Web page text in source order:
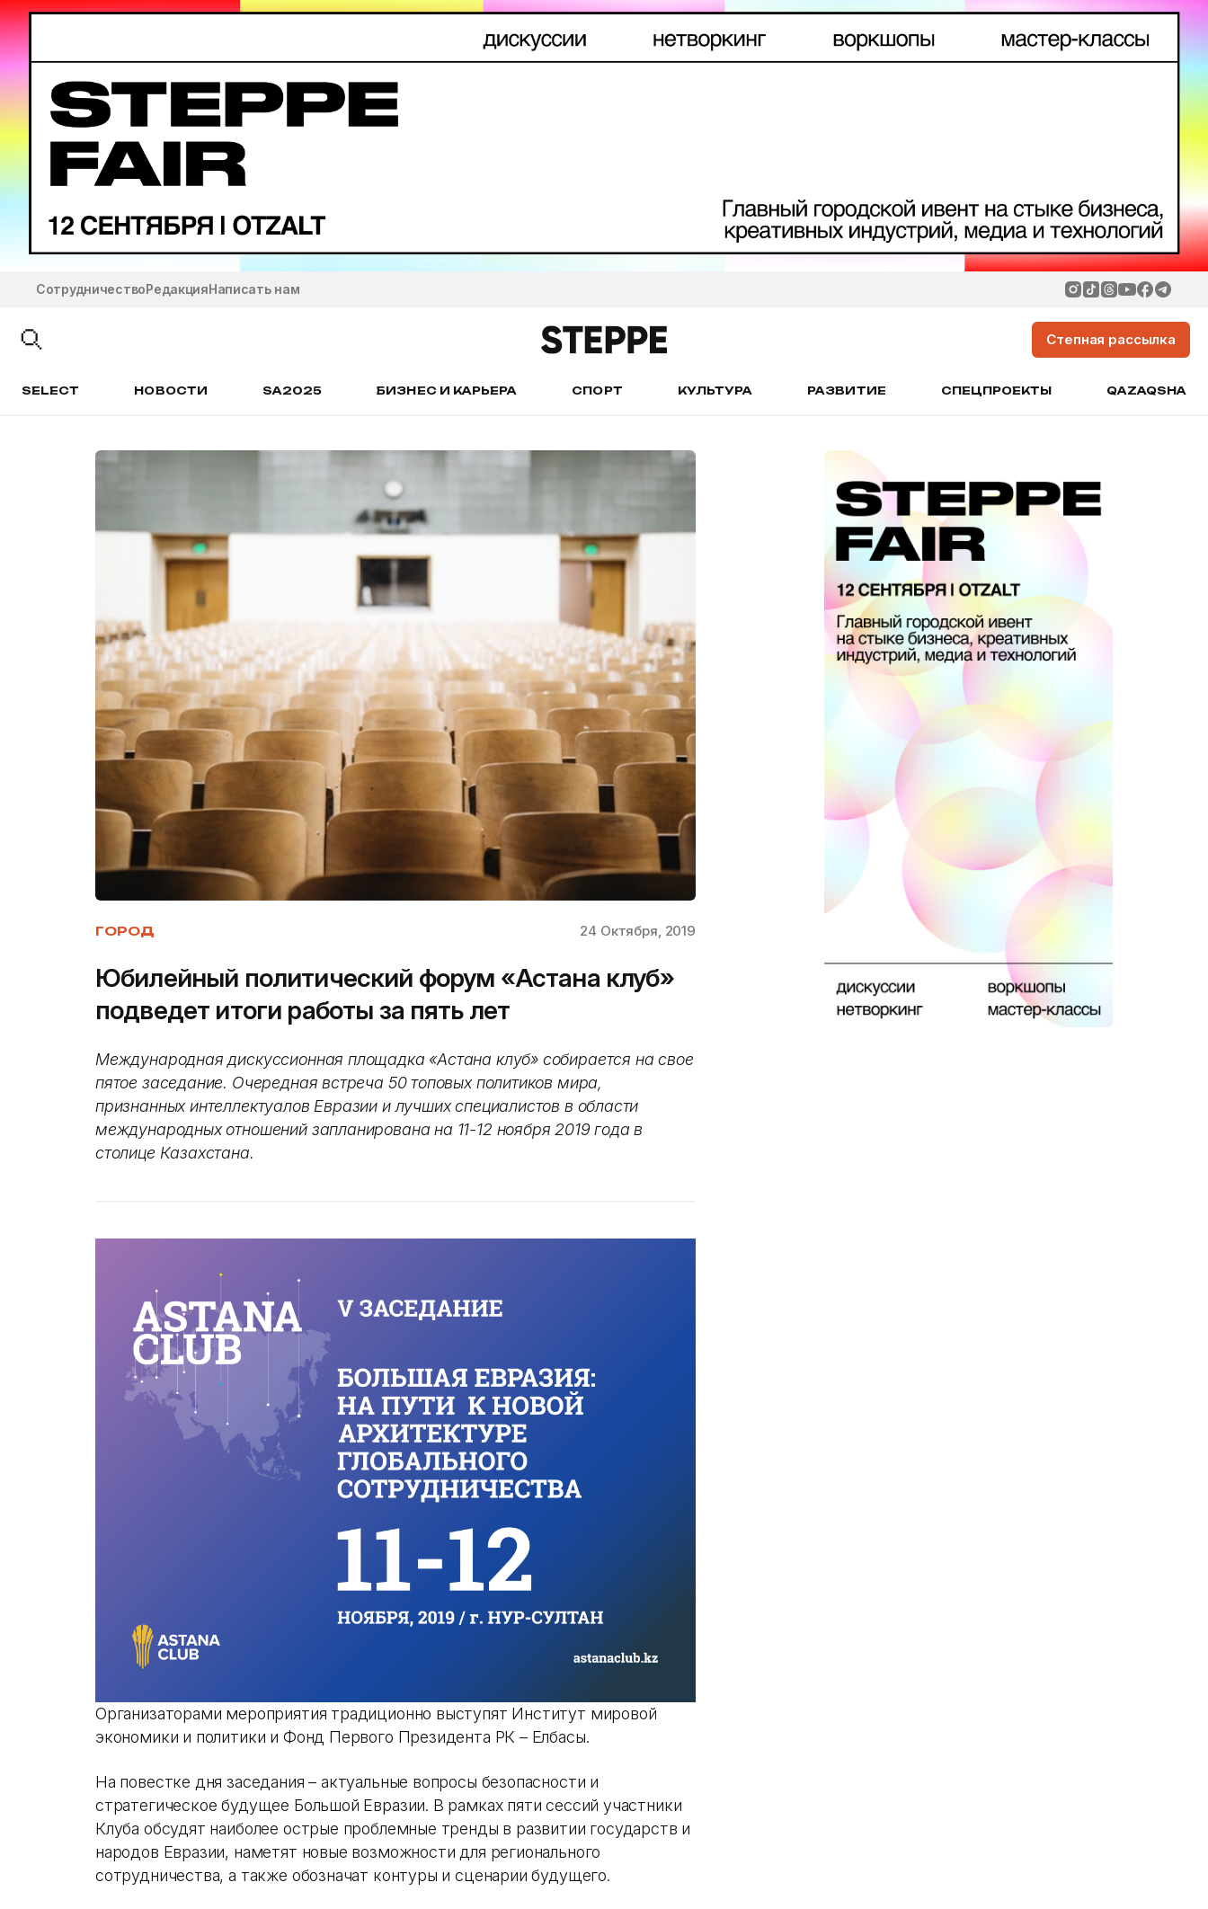
СотрудничествоРедакцияНаписать нам
Степная рассылка
SELECT НОВОСТИ SA2025 БИЗНЕС И КАРЬЕРА СПОРТ КУЛЬТУРА РАЗВИТИЕ СПЕЦПРОЕКТЫ QAZAQSHA
ГОРОД 24 Октября, 2019
Юбилейный политический форум «Астана клуб»
подведет итоги работы за пять лет
Международная дискуссионная площадка «Астана клуб» собирается на свое
пятое заседание. Очередная встреча 50 топовых политиков мира,
признанных интеллектуалов Евразии и лучших специалистов в области
международных отношений запланирована на 11-12 ноября 2019 года в
столице Казахстана.
Организаторами мероприятия традиционно выступят Институт мировой
экономики и политики и Фонд Первого Президента РК – Елбасы.
На повестке дня заседания – актуальные вопросы безопасности и
стратегическое будущее Большой Евразии. В рамках пяти сессий участники
Клуба обсудят наиболее острые проблемные тренды в развитии государств и
народов Евразии, наметят новые возможности для регионального
сотрудничества, а также обозначат контуры и сценарии будущего.